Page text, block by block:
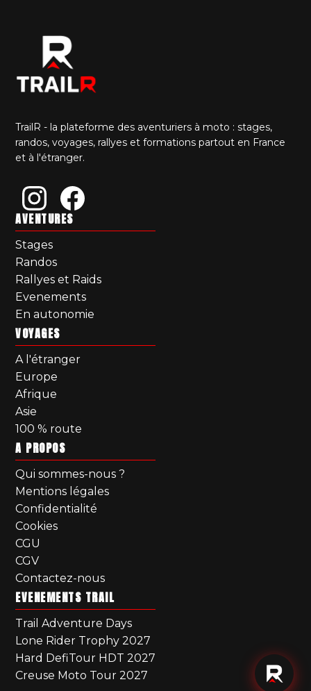
TrailR - la plateforme des aventuriers à moto : stages,
randos, voyages, rallyes et formations partout en France
et à l'étranger.
AVENTURES
Stages
Randos
Rallyes et Raids
Evenements
En autonomie
VOYAGES
A l'étranger
Europe
Afrique
Asie
100 % route
A PROPOS
Qui sommes-nous ?
Mentions légales
Confidentialité
Cookies
CGU
CGV
Contactez-nous
EVENEMENTS TRAIL
Trail Adventure Days
Lone Rider Trophy 2027
Hard DefiTour HDT 2027
Creuse Moto Tour 2027